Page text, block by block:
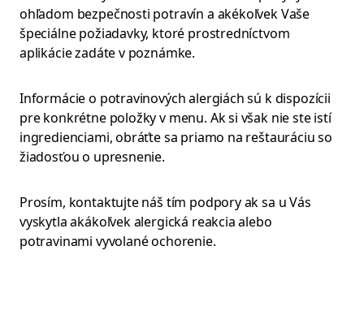
ohľadom bezpečnosti potravín a akékoľvek Vaše
špeciálne požiadavky, ktoré prostredníctvom
aplikácie zadáte v poznámke.
Informácie o potravinových alergiách sú k dispozícii
pre konkrétne položky v menu. Ak si však nie ste istí
ingredienciami, obráťte sa priamo na reštauráciu so
žiadosťou o upresnenie.
Prosím, kontaktujte náš tím podpory ak sa u Vás
vyskytla akákoľvek alergická reakcia alebo
potravinami vyvolané ochorenie.